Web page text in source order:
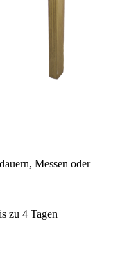
Messen oder
zu 4 Tagen